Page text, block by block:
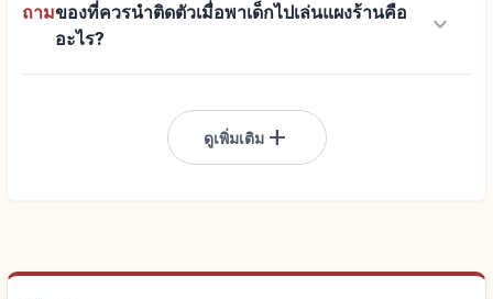
ถามของที่ควรนำติดตัวเมื่อพาเด็กไปเล่นแผงร้านคือ
อะไร?
keyboard_arrow_down
ดูเพิ่มเติมadd